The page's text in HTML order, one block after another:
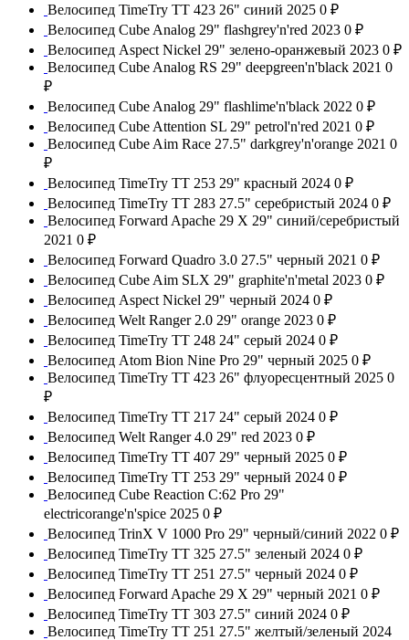
Велосипед TimeTry TT 423 26" синий 2025 0 ₽
Велосипед Cube Analog 29" flashgrey'n'red 2023 0 ₽
Велосипед Aspect Nickel 29" зелено-оранжевый 2023 0 ₽
Велосипед Cube Analog RS 29" deepgreen'n'black 2021 0
₽
Велосипед Cube Analog 29" flashlime'n'black 2022 0 ₽
Велосипед Cube Attention SL 29" petrol'n'red 2021 0 ₽
Велосипед Cube Aim Race 27.5" darkgrey'n'orange 2021 0
₽
Велосипед TimeTry TT 253 29" красный 2024 0 ₽
Велосипед TimeTry TT 283 27.5" серебристый 2024 0 ₽
Велосипед Forward Apache 29 X 29" синий/серебристый
2021 0 ₽
Велосипед Forward Quadro 3.0 27.5" черный 2021 0 ₽
Велосипед Cube Aim SLX 29" graphite'n'metal 2023 0 ₽
Велосипед Aspect Nickel 29" черный 2024 0 ₽
Велосипед Welt Ranger 2.0 29" orange 2023 0 ₽
Велосипед TimeTry TT 248 24" серый 2024 0 ₽
Велосипед Atom Bion Nine Pro 29" черный 2025 0 ₽
Велосипед TimeTry TT 423 26" флуоресцентный 2025 0
₽
Велосипед TimeTry TT 217 24" серый 2024 0 ₽
Велосипед Welt Ranger 4.0 29" red 2023 0 ₽
Велосипед TimeTry TT 407 29" черный 2025 0 ₽
Велосипед TimeTry TT 253 29" черный 2024 0 ₽
Велосипед Cube Reaction C:62 Pro 29"
electricorange'n'spice 2025 0 ₽
Велосипед TrinX V 1000 Pro 29" черный/синий 2022 0 ₽
Велосипед TimeTry TT 325 27.5" зеленый 2024 0 ₽
Велосипед TimeTry TT 251 27.5" черный 2024 0 ₽
Велосипед Forward Apache 29 X 29" черный 2021 0 ₽
Велосипед TimeTry TT 303 27.5" синий 2024 0 ₽
Велосипед TimeTry TT 251 27.5" желтый/зеленый 2024